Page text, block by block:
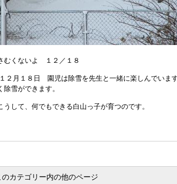
むくないよ １２／１８
１２月１８日 園児は除雪を先生と一緒に楽しんでいま
除雪ができます。
うして、何でもできる白山っ子が育つのです。
のカテゴリー内の他のページ